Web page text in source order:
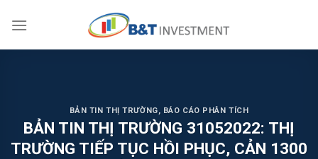
BẢN TIN THỊ TRƯỜNG, BÁO CÁO PHÂN TÍCH
BẢN TIN THỊ TRƯỜNG 31052022: THỊ
TRƯỜNG TIẾP TỤC HỒI PHỤC, CẢN 1300